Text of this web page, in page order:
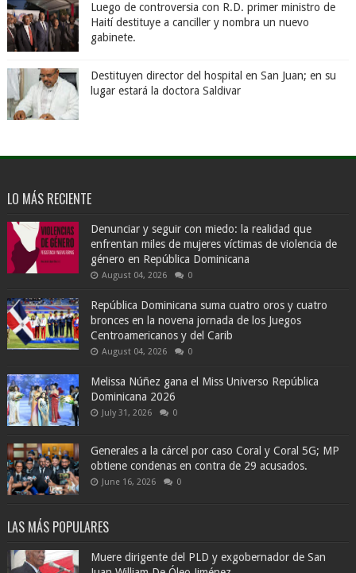
Luego de controversia con R.D. primer ministro de
Haití destituye a canciller y nombra un nuevo
gabinete.
Destituyen director del hospital en San Juan; en su
lugar estará la doctora Saldivar
LO MÁS RECIENTE
Denunciar y seguir con miedo: la realidad que
enfrentan miles de mujeres víctimas de violencia de
género en República Dominicana
August 04, 2026 0
República Dominicana suma cuatro oros y cuatro
bronces en la novena jornada de los Juegos
Centroamericanos y del Carib
August 04, 2026 0
Melissa Núñez gana el Miss Universo República
Dominicana 2026
July 31, 2026 0
Generales a la cárcel por caso Coral y Coral 5G; MP
obtiene condenas en contra de 29 acusados.
June 16, 2026 0
LAS MÁS POPULARES
Muere dirigente del PLD y exgobernador de San